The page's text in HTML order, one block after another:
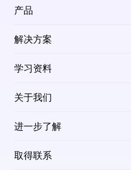
产品
解决方案
学习资料
关于我们
进一步了解
取得联系